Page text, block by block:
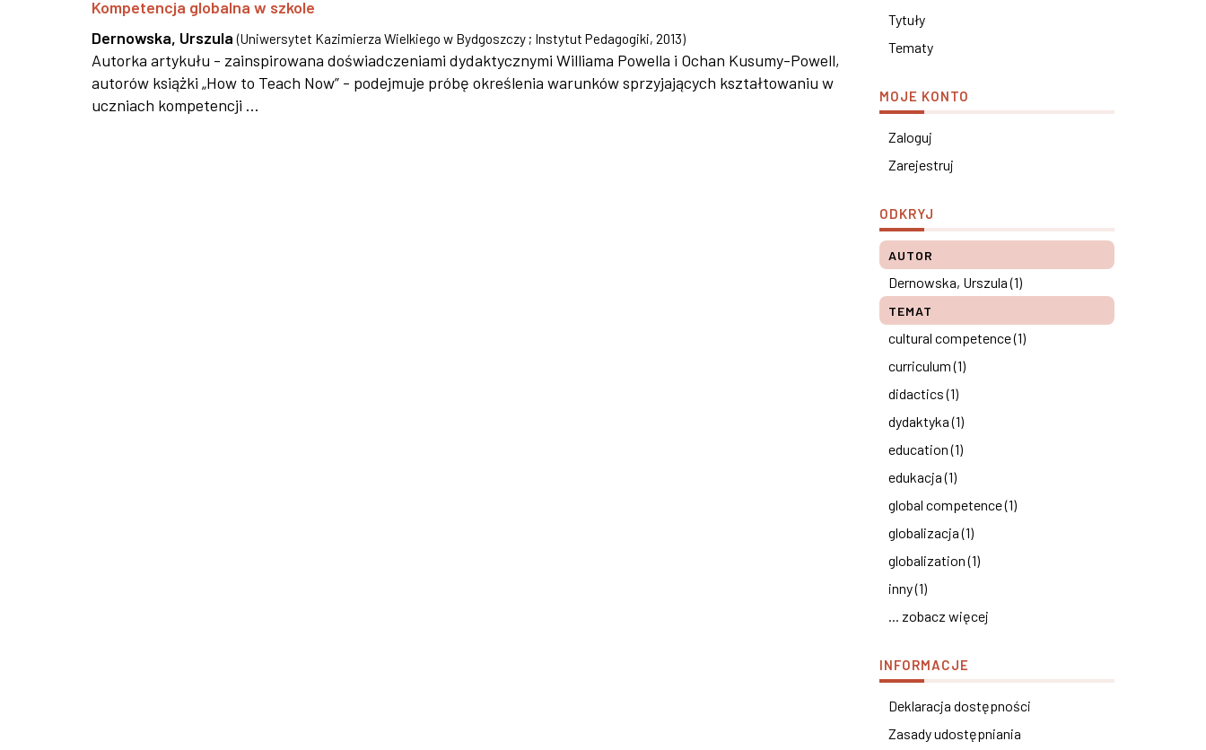
Kompetencja globalna w szkole
Dernowska, Urszula (Uniwersytet Kazimierza Wielkiego w Bydgoszczy ; Instytut Pedagogiki, 2013)
Autorka artykułu - zainspirowana doświadczeniami dydaktycznymi Williama Powella i Ochan Kusumy-Powell,
autorów książki „How to Teach Now” - podejmuje próbę określenia warunków sprzyjających kształtowaniu w
uczniach kompetencji ...
Tytuły
Tematy
MOJE KONTO
Zaloguj
Zarejestruj
ODKRYJ
AUTOR
Dernowska, Urszula (1)
TEMAT
cultural competence (1)
curriculum (1)
didactics (1)
dydaktyka (1)
education (1)
edukacja (1)
global competence (1)
globalizacja (1)
globalization (1)
inny (1)
... zobacz więcej
INFORMACJE
Deklaracja dostępności
Zasady udostępniania